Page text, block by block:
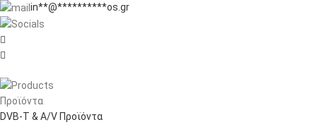
in**@**********os.gr


Προϊόντα
DVB-T & A/V Προϊόντα